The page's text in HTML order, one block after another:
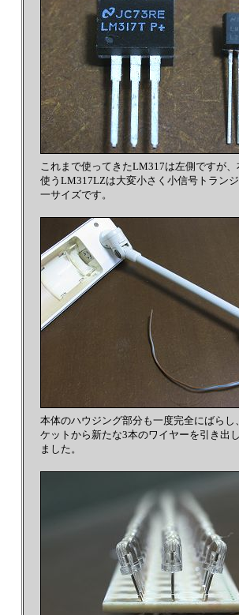
これまで使ってきたLM317は左側ですが、
使うLM317LZは大変小さく小信号トラン
一サイズです。
本体のハウジング部分も一度完全にばらし
ケットから新たな3本のワイヤーを引き出
ました。